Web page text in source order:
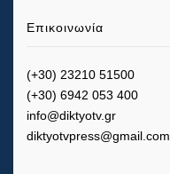
Επικοινωνία
(+30) 23210 51500
(+30) 6942 053 400
info@diktyotv.gr
diktyotvpress@gmail.com